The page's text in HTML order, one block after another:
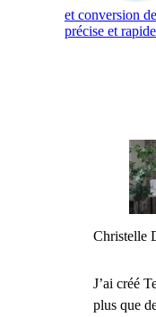
et conversion
précise et
Christelle
J’ai créé
plus que